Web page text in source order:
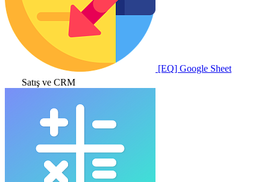
[EQ] Google Sheet
Satış ve CRM